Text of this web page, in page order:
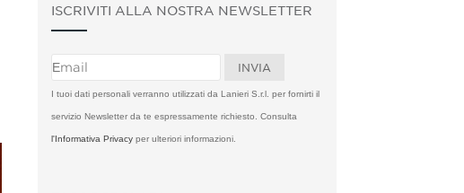
ISCRIVITI ALLA NOSTRA NEWSLETTER
I tuoi dati personali verranno utilizzati da Lanieri S.r.l. per fornirti il
servizio Newsletter da te espressamente richiesto. Consulta
l'Informativa Privacyper ulteriori informazioni.